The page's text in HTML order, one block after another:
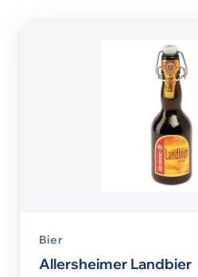
Bier
Allersheimer Landbier